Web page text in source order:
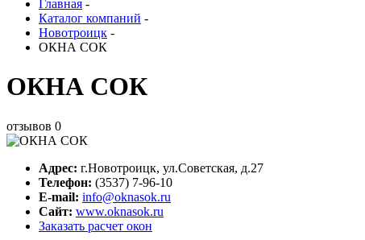
Главная -
Каталог компаний -
Новотроицк -
ОКНА СОК
ОКНА СОК
отзывов 0
Адрес: г.Новотроицк, ул.Советская, д.27
Телефон: (3537) 7-96-10
E-mail: info@oknasok.ru
Сайт: www.oknasok.ru
Заказать расчет окон